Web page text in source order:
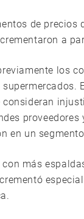
de
a
los
en un
más